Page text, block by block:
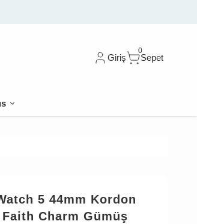
Giriş
0
Sepet
5 44mm Kordon
Charm Gümüş